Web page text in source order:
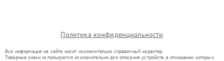
Политика конфиденциальности
Вся информация на сайте носит исключительно справочный характер.
Товарные знаки используются исключительно для описания устройств, в отношении которых